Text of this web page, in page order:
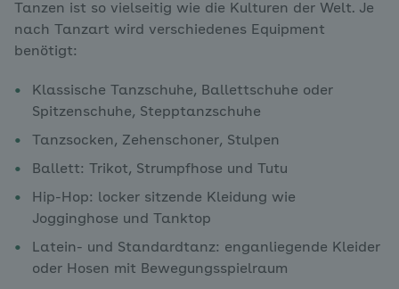
Tanzen ist so vielseitig wie die Kulturen der Welt. Je
nach Tanzart wird verschiedenes Equipment
benötigt:
Klassische Tanzschuhe, Ballettschuhe oder
Spitzenschuhe, Stepptanzschuhe
Tanzsocken, Zehenschoner, Stulpen
Ballett: Trikot, Strumpfhose und Tutu
Hip-Hop: locker sitzende Kleidung wie
Jogginghose und Tanktop
Latein- und Standardtanz: enganliegende Kleider
oder Hosen mit Bewegungsspielraum